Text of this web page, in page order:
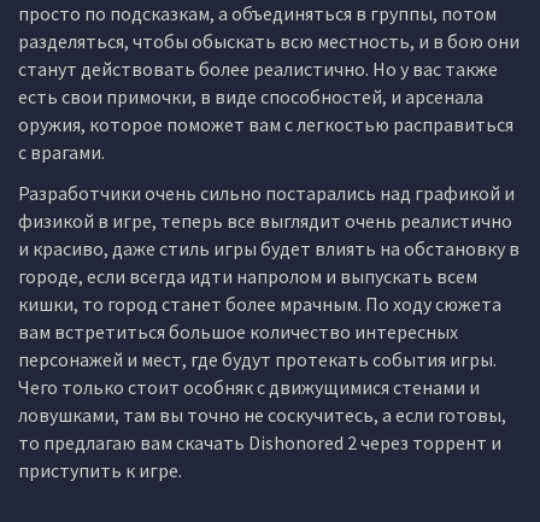
просто по подсказкам, а объединяться в группы, потом
разделяться, чтобы обыскать всю местность, и в бою они
станут действовать более реалистично. Но у вас также
есть свои примочки, в виде способностей, и арсенала
оружия, которое поможет вам с легкостью расправиться
с врагами.
Разработчики очень сильно постарались над графикой и
физикой в игре, теперь все выглядит очень реалистично
и красиво, даже стиль игры будет влиять на обстановку в
городе, если всегда идти напролом и выпускать всем
кишки, то город станет более мрачным. По ходу сюжета
вам встретиться большое количество интересных
персонажей и мест, где будут протекать события игры.
Чего только стоит особняк с движущимися стенами и
ловушками, там вы точно не соскучитесь, а если готовы,
то предлагаю вам скачать Dishonored 2 через торрент и
приступить к игре.